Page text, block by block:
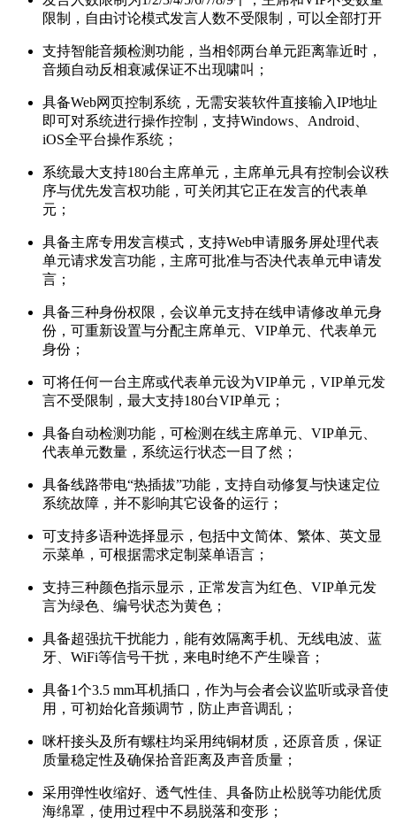
限制，自由讨论模式发言人数不受限制，可以全部打开
支持智能音频检测功能，当相邻两台单元距离靠近时，
音频自动反相衰减保证不出现啸叫；
具备Web网页控制系统，无需安装软件直接输入IP地址
即可对系统进行操作控制，支持Windows、Android、
iOS全平台操作系统；
系统最大支持180台主席单元，主席单元具有控制会议秩
序与优先发言权功能，可关闭其它正在发言的代表单
元；
具备主席专用发言模式，支持Web申请服务屏处理代表
单元请求发言功能，主席可批准与否决代表单元申请发
言；
具备三种身份权限，会议单元支持在线申请修改单元身
份，可重新设置与分配主席单元、VIP单元、代表单元
身份；
可将任何一台主席或代表单元设为VIP单元，VIP单元发
言不受限制，最大支持180台VIP单元；
具备自动检测功能，可检测在线主席单元、VIP单元、
代表单元数量，系统运行状态一目了然；
具备线路带电“热插拔”功能，支持自动修复与快速定位
系统故障，并不影响其它设备的运行；
可支持多语种选择显示，包括中文简体、繁体、英文显
示菜单，可根据需求定制菜单语言；
支持三种颜色指示显示，正常发言为红色、VIP单元发
言为绿色、编号状态为黄色；
具备超强抗干扰能力，能有效隔离手机、无线电波、蓝
牙、WiFi等信号干扰，来电时绝不产生噪音；
具备1个3.5 mm耳机插口，作为与会者会议监听或录音使
用，可初始化音频调节，防止声音调乱；
咪杆接头及所有螺柱均采用纯铜材质，还原音质，保证
质量稳定性及确保拾音距离及声音质量；
采用弹性收缩好、透气性佳、具备防止松脱等功能优质
海绵罩，使用过程中不易脱落和变形；